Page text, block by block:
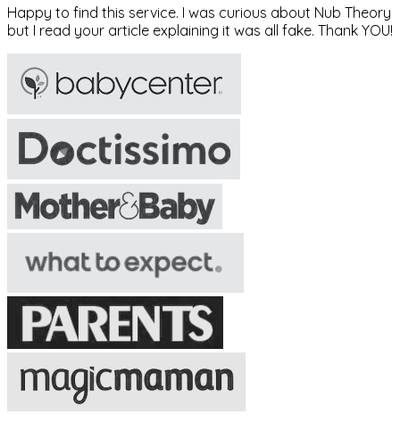
Happy to find this service. I was curious about Nub Theory
but I read your article explaining it was all fake. Thank YOU!